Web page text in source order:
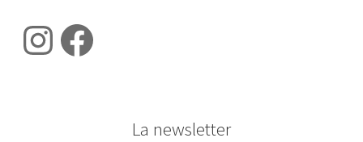
Instagram
Facebook
La newsletter